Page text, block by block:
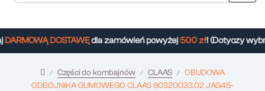
DARMOWĄ DOSTAWĘdla zamówień powyżej500 zł! (Dotyczy
Części do kombajnów CLAAS
OBUDOWA
ODBOJNIKA GUMOWEGO CLAAS 80320033.02 JAG45-